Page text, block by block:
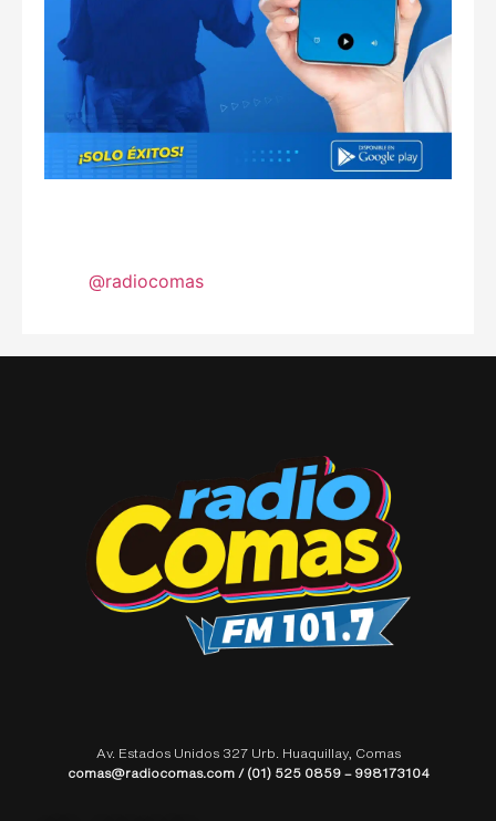
@radiocomas
Av. Estados Unidos 327 Urb. Huaquillay, Comas
comas@radiocomas.com / (01) 525 0859 – 998173104